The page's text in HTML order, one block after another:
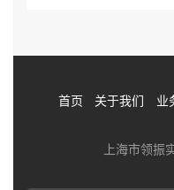
首页 关于我们 业
上海市领振